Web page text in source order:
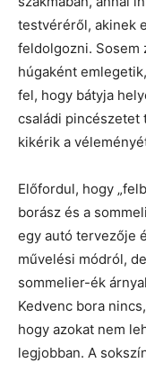
testvéréről, akinek
feldolgozni. Sosem
húgaként
fel, hogy bátyja
családi pincészetet
kikérik a
Előfordul, hogy
borász és a
egy autó tervezője
művelési módról,
sommelier-ék
Kedvenc bora
hogy azokat nem
legjobban. A